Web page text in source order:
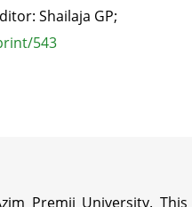
Shailaja GP;
543
Premji University.